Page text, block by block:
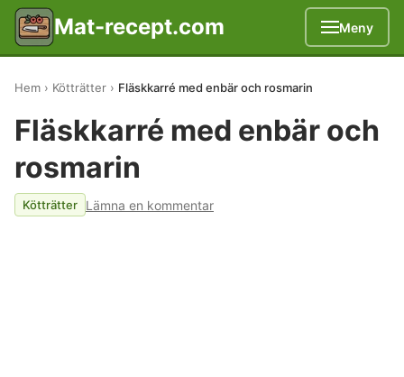
Mat-recept.com Meny
Hem Kötträtter Fläskkarré med enbär och rosmarin
Fläskkarré med enbär och
rosmarin
Kötträtter Lämna en kommentar